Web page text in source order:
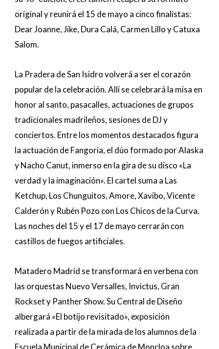
original y reunirá el 15 de mayo a cinco finalistas:
Dear Joanne, Jike, Dura Calá, Carmen Lillo y Catuxa
Salom.
La Pradera de San Isidro volverá a ser el corazón
popular de la celebración. Allí se celebrará la misa en
honor al santo, pasacalles, actuaciones de grupos
tradicionales madrileños, sesiones de DJ y
conciertos. Entre los momentos destacados figura
la actuación de Fangoria, el dúo formado por Alaska
y Nacho Canut, inmerso en la gira de su disco «La
verdad y la imaginación». El cartel suma a Las
Ketchup, Los Chunguitos, Amore, Xavibo, Vicente
Calderón y Rubén Pozo con Los Chicos de la Curva.
Las noches del 15 y el 17 de mayo cerrarán con
castillos de fuegos artificiales.
Matadero Madrid se transformará en verbena con
las orquestas Nuevo Versalles, Invictus, Gran
Rockset y Panther Show. Su Central de Diseño
albergará «El botijo revisitado», exposición
realizada a partir de la mirada de los alumnos de la
Escuela Municipal de Cerámica de Moncloa sobre